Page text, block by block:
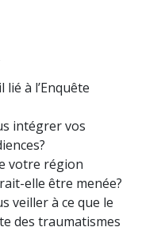
à l’Enquête
intégrer vos
votre région
elle être menée?
veiller à ce que le
des traumatismes